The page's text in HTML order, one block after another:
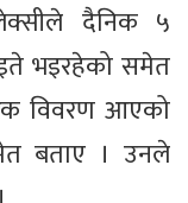
दैनिक ५
भइरहेको समेत
विवरण आएको
बताए । उनले